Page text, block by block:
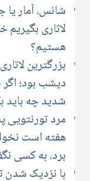
شانس، آمار یا
لاتاری
هستیم؟
دیشب بود؛ اگر
شدید چه باید
مرد تورنتویی
هفته است
برد، به کسی